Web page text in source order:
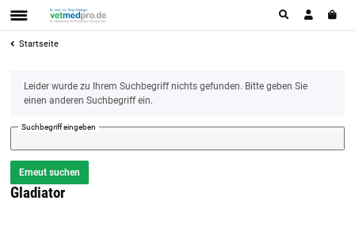
Startseite
xLeider wurde zu Ihrem Suchbegriff nichts gefunden. Bitte geben Sie
einen anderen Suchbegriff ein.
Suchbegriff eingeben
Erneut suchen
Gladiator